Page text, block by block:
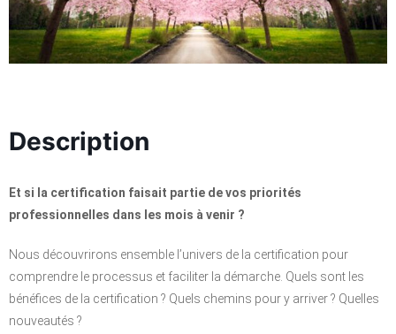
Description
Et si la certification faisait partie de vos priorités
professionnelles dans les mois à venir ?
Nous découvrirons ensemble l’univers de la certification pour
comprendre le processus et faciliter la démarche. Quels sont les
bénéfices de la certification ? Quels chemins pour y arriver ? Quelles
nouveautés ?